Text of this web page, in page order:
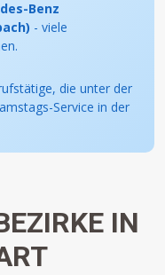
Benz
- viele
die unter der
Service in der
IN